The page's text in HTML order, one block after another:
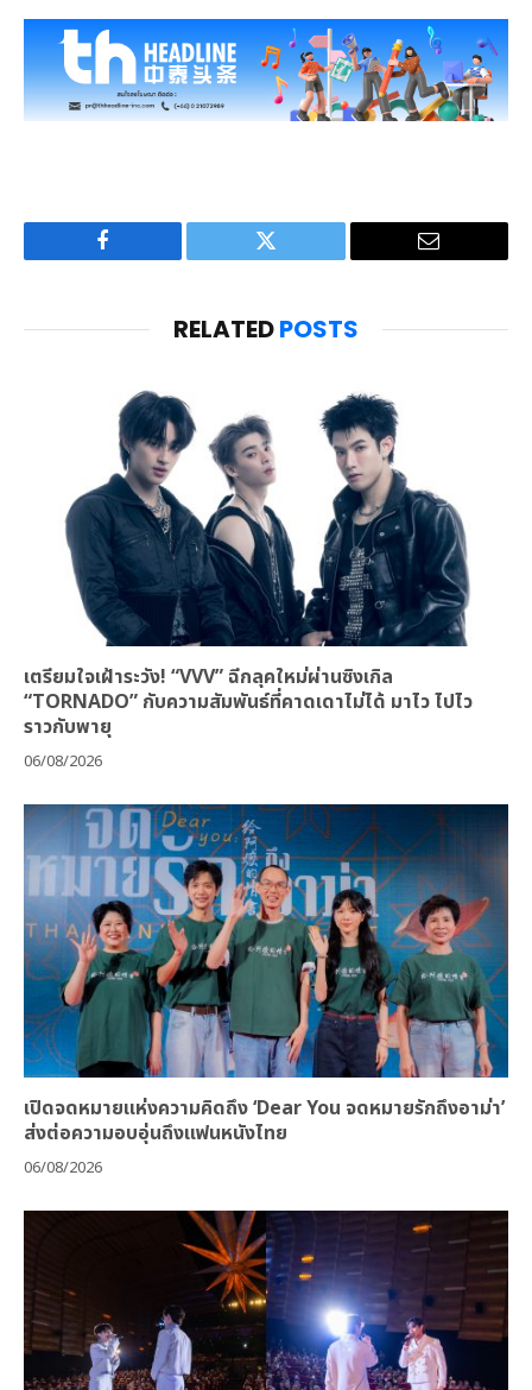
Facebook Twitter Email
RELATEDPOSTS
เตรียมใจเฝ้าระวัง! “VVV” ฉีกลุคใหม่ผ่านซิงเกิล
“TORNADO” กับความสัมพันธ์ที่คาดเดาไม่ได้ มาไว ไปไว
ราวกับพายุ
06/08/2026
เปิดจดหมายแห่งความคิดถึง ‘Dear You จดหมายรักถึงอาม่า’
ส่งต่อความอบอุ่นถึงแฟนหนังไทย
06/08/2026